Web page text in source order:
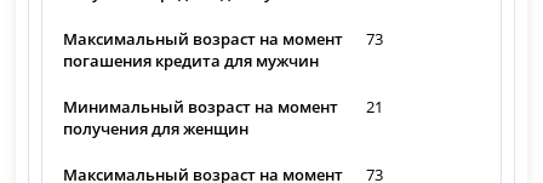
Максимальный возраст на момент
погашения кредита для мужчин
73
Минимальный возраст на момент
получения для женщин
21
Максимальный возраст на момент
73